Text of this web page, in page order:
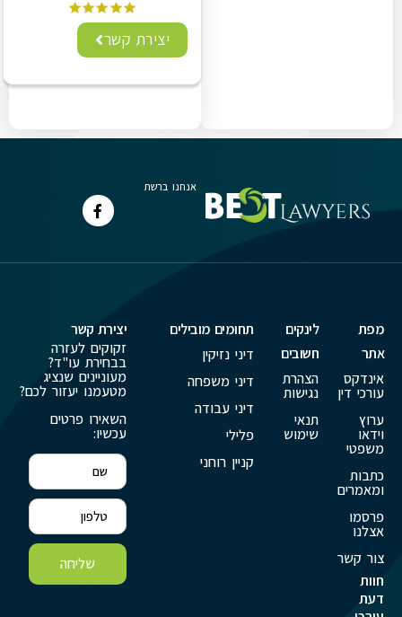
יצירת קשר
אנחנו ברשת
מפת
אתר
אינדקס
עורכי דין
ערוץ
וידאו
משפטי
כתבות
ומאמרים
פרסמו
אצלנו
צור קשר
חוות
דעת
לינקים
חשובים
הצהרת
נגישות
תנאי
שימוש
תחומים מובילים
דיני נזיקין
דיני משפחה
דיני עבודה
פלילי
קניין רוחני
יצירת קשר
זקוקים לעזרה
בבחירת עו"ד?
מעוניינים שנציג
מטעמנו יעזור לכם?
השאירו פרטים
עכשיו:
שליחה